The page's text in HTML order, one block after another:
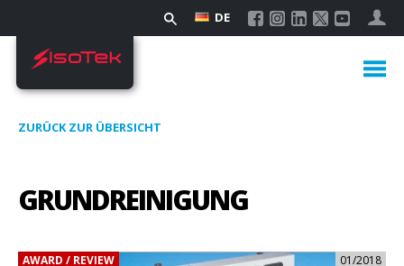
DE
ZURÜCK ZUR ÜBERSICHT
GRUNDREINIGUNG
AWARD / REVIEW 01/2018